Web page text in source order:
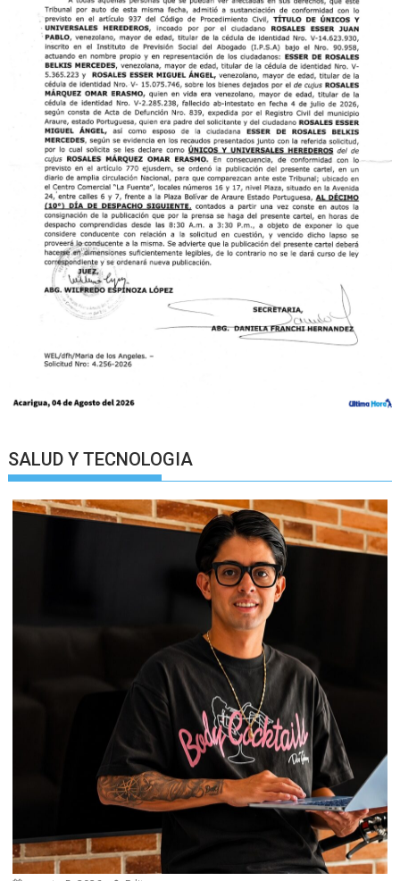
SALUD Y TECNOLOGIA